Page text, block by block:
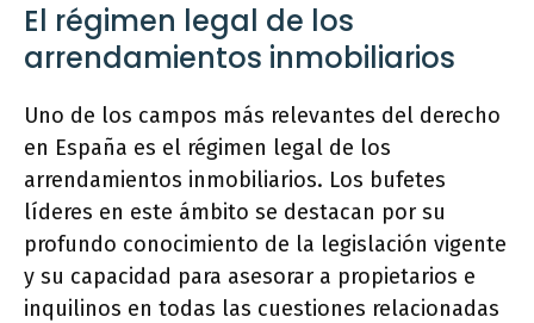
El régimen legal de los
arrendamientos inmobiliarios
Uno de los campos más relevantes del derecho
en España es el régimen legal de los
arrendamientos inmobiliarios. Los bufetes
líderes en este ámbito se destacan por su
profundo conocimiento de la legislación vigente
y su capacidad para asesorar a propietarios e
inquilinos en todas las cuestiones relacionadas